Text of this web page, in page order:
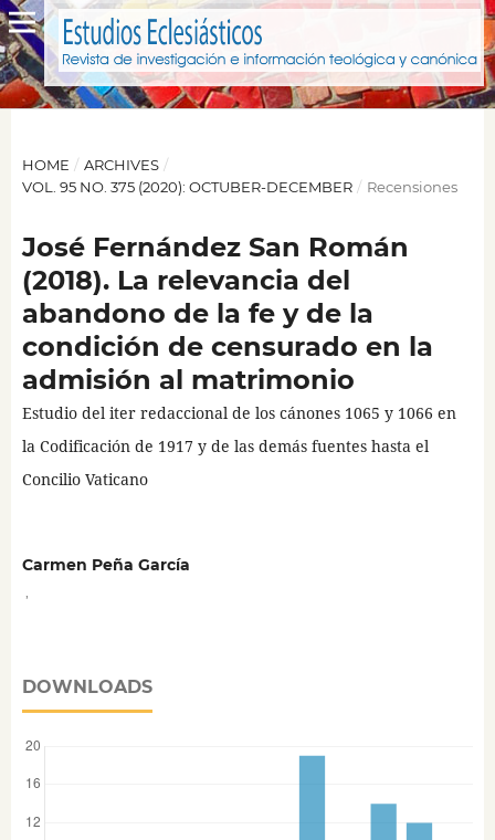
HOME / ARCHIVES /
VOL. 95 NO. 375 (2020): OCTUBER-DECEMBER / Recensiones
José Fernández San Román
(2018). La relevancia del
abandono de la fe y de la
condición de censurado en la
admisión al matrimonio
Estudio del iter redaccional de los cánones 1065 y 1066 en
la Codificación de 1917 y de las demás fuentes hasta el
Concilio Vaticano
Carmen Peña García
DOWNLOADS